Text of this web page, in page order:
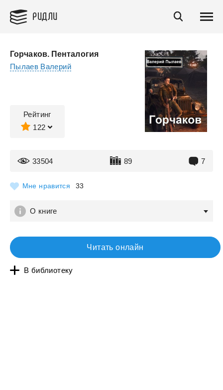
РИДЛИ
Горчаков. Пенталогия
Пылаев Валерий
Рейтинг
122
33504 89 7
Мне нравится 33
О книге
Читать онлайн
В библиотеку